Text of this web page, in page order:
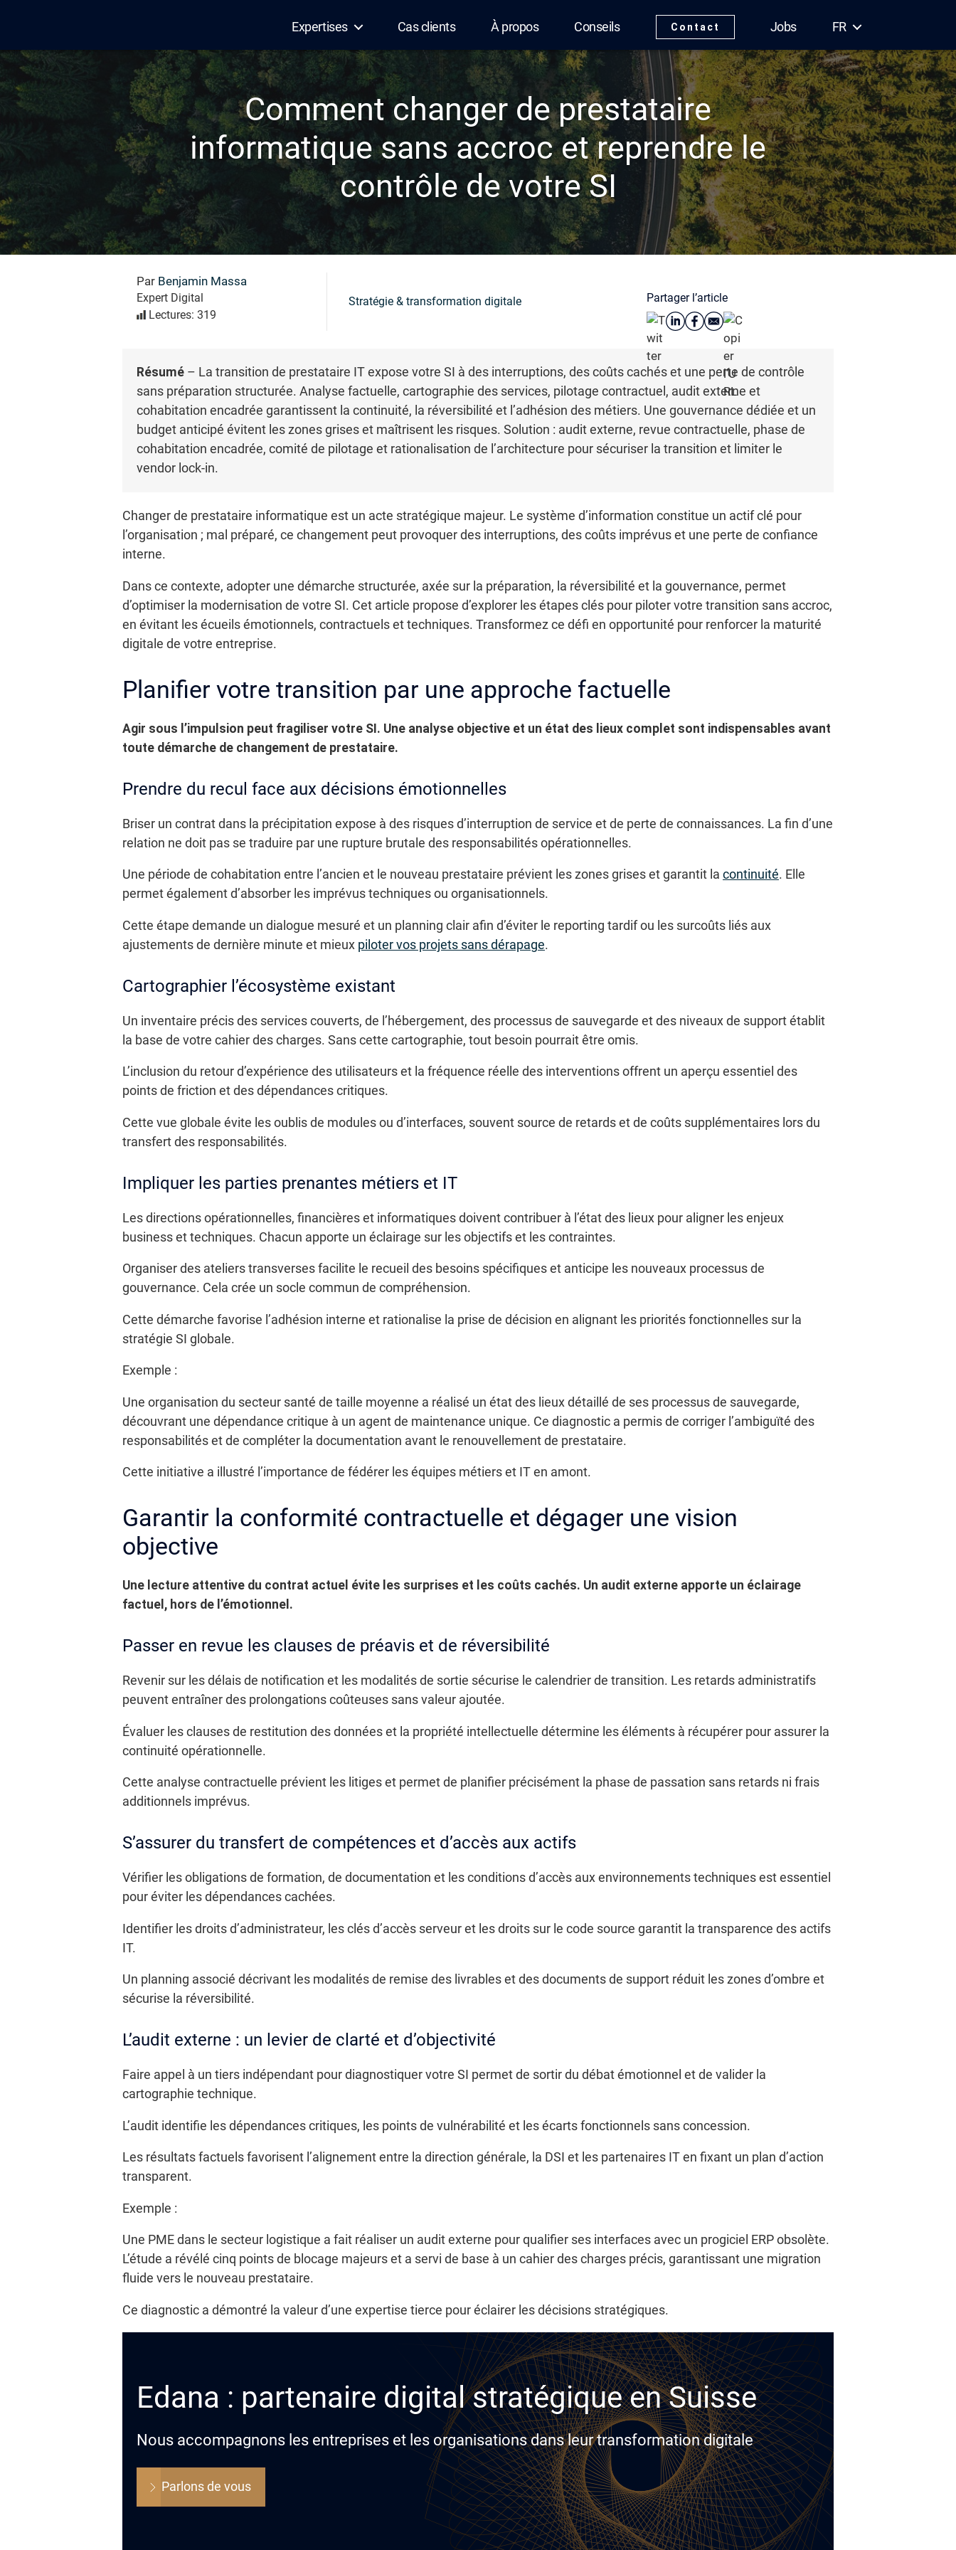
Expertises Cas clients À propos Conseils Contact Jobs FR
Comment changer de prestataire
informatique sans accroc et reprendre le
contrôle de votre SI
Par Benjamin Massa
Expert Digital
Lectures: 319
Stratégie & transformation digitale Partager l’article
Résumé – La transition de prestataire IT expose votre SI à des interruptions, des coûts cachés et une perte de contrôle
sans préparation structurée. Analyse factuelle, cartographie des services, pilotage contractuel, audit externe et
cohabitation encadrée garantissent la continuité, la réversibilité et l’adhésion des métiers. Une gouvernance dédiée et un
budget anticipé évitent les zones grises et maîtrisent les risques. Solution : audit externe, revue contractuelle, phase de
cohabitation encadrée, comité de pilotage et rationalisation de l’architecture pour sécuriser la transition et limiter le
vendor lock-in.
Changer de prestataire informatique est un acte stratégique majeur. Le système d’information constitue un actif clé pour
l’organisation ; mal préparé, ce changement peut provoquer des interruptions, des coûts imprévus et une perte de confiance
interne.
Dans ce contexte, adopter une démarche structurée, axée sur la préparation, la réversibilité et la gouvernance, permet
d’optimiser la modernisation de votre SI. Cet article propose d’explorer les étapes clés pour piloter votre transition sans accroc,
en évitant les écueils émotionnels, contractuels et techniques. Transformez ce défi en opportunité pour renforcer la maturité
digitale de votre entreprise.
Planifier votre transition par une approche factuelle
Agir sous l’impulsion peut fragiliser votre SI. Une analyse objective et un état des lieux complet sont indispensables avant
toute démarche de changement de prestataire.
Prendre du recul face aux décisions émotionnelles
Briser un contrat dans la précipitation expose à des risques d’interruption de service et de perte de connaissances. La fin d’une
relation ne doit pas se traduire par une rupture brutale des responsabilités opérationnelles.
Une période de cohabitation entre l’ancien et le nouveau prestataire prévient les zones grises et garantit la continuité. Elle
permet également d’absorber les imprévus techniques ou organisationnels.
Cette étape demande un dialogue mesuré et un planning clair afin d’éviter le reporting tardif ou les surcoûts liés aux
ajustements de dernière minute et mieux piloter vos projets sans dérapage.
Cartographier l’écosystème existant
Un inventaire précis des services couverts, de l’hébergement, des processus de sauvegarde et des niveaux de support établit
la base de votre cahier des charges. Sans cette cartographie, tout besoin pourrait être omis.
L’inclusion du retour d’expérience des utilisateurs et la fréquence réelle des interventions offrent un aperçu essentiel des
points de friction et des dépendances critiques.
Cette vue globale évite les oublis de modules ou d’interfaces, souvent source de retards et de coûts supplémentaires lors du
transfert des responsabilités.
Impliquer les parties prenantes métiers et IT
Les directions opérationnelles, financières et informatiques doivent contribuer à l’état des lieux pour aligner les enjeux
business et techniques. Chacun apporte un éclairage sur les objectifs et les contraintes.
Organiser des ateliers transverses facilite le recueil des besoins spécifiques et anticipe les nouveaux processus de
gouvernance. Cela crée un socle commun de compréhension.
Cette démarche favorise l’adhésion interne et rationalise la prise de décision en alignant les priorités fonctionnelles sur la
stratégie SI globale.
Exemple :
Une organisation du secteur santé de taille moyenne a réalisé un état des lieux détaillé de ses processus de sauvegarde,
découvrant une dépendance critique à un agent de maintenance unique. Ce diagnostic a permis de corriger l’ambiguïté des
responsabilités et de compléter la documentation avant le renouvellement de prestataire.
Cette initiative a illustré l’importance de fédérer les équipes métiers et IT en amont.
Garantir la conformité contractuelle et dégager une vision
objective
Une lecture attentive du contrat actuel évite les surprises et les coûts cachés. Un audit externe apporte un éclairage
factuel, hors de l’émotionnel.
Passer en revue les clauses de préavis et de réversibilité
Revenir sur les délais de notification et les modalités de sortie sécurise le calendrier de transition. Les retards administratifs
peuvent entraîner des prolongations coûteuses sans valeur ajoutée.
Évaluer les clauses de restitution des données et la propriété intellectuelle détermine les éléments à récupérer pour assurer la
continuité opérationnelle.
Cette analyse contractuelle prévient les litiges et permet de planifier précisément la phase de passation sans retards ni frais
additionnels imprévus.
S’assurer du transfert de compétences et d’accès aux actifs
Vérifier les obligations de formation, de documentation et les conditions d’accès aux environnements techniques est essentiel
pour éviter les dépendances cachées.
Identifier les droits d’administrateur, les clés d’accès serveur et les droits sur le code source garantit la transparence des actifs
IT.
Un planning associé décrivant les modalités de remise des livrables et des documents de support réduit les zones d’ombre et
sécurise la réversibilité.
L’audit externe : un levier de clarté et d’objectivité
Faire appel à un tiers indépendant pour diagnostiquer votre SI permet de sortir du débat émotionnel et de valider la
cartographie technique.
L’audit identifie les dépendances critiques, les points de vulnérabilité et les écarts fonctionnels sans concession.
Les résultats factuels favorisent l’alignement entre la direction générale, la DSI et les partenaires IT en fixant un plan d’action
transparent.
Exemple :
Une PME dans le secteur logistique a fait réaliser un audit externe pour qualifier ses interfaces avec un progiciel ERP obsolète.
L’étude a révélé cinq points de blocage majeurs et a servi de base à un cahier des charges précis, garantissant une migration
fluide vers le nouveau prestataire.
Ce diagnostic a démontré la valeur d’une expertise tierce pour éclairer les décisions stratégiques.
Edana : partenaire digital stratégique en Suisse
Nous accompagnons les entreprises et les organisations dans leur transformation digitale
Parlons de vous